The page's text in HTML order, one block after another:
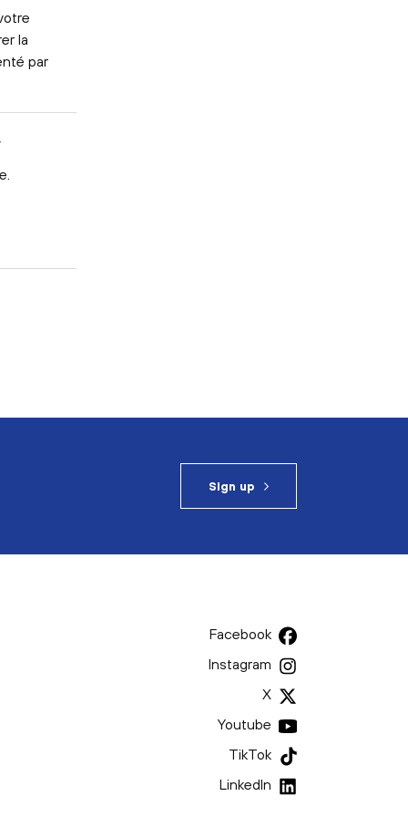
la
par
Sign up
Facebook
Instagram
X
Youtube
TikTok
LinkedIn